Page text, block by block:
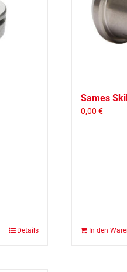
Details
Sames
0,00 €
In den